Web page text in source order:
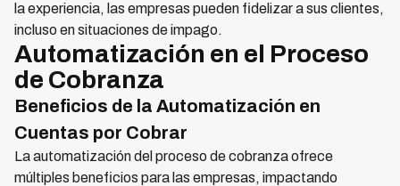
la experiencia, las empresas pueden fidelizar a sus clientes,
incluso en situaciones de impago.
Automatización en el Proceso
de Cobranza
Beneficios de la Automatización en
Cuentas por Cobrar
La automatización del proceso de cobranza ofrece
múltiples beneficios para las empresas, impactando